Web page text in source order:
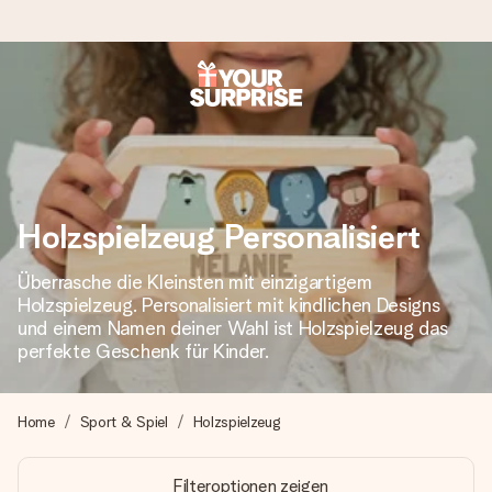
Heute bestellt, in 1 Werktag verschickt
Wir bereiten dein Geschenk sorgfältig vor und schicken es
blitzschnell – damit du es genau zum richtigen Zeitpunkt
überreichen kannst, wenn es am meisten zählt.
4,8 (basierend auf +15.000 Bewertungen)
Unsere Geschenke begeistern. Kunden bewerten uns mit
4,8 bei Google Reviews (Gesamtergebnis aller Länder, in
die wir versenden).
Mit Liebe gemacht, im Handumdrehen
Holzspielzeug Personalisiert
Überrasche die Kleinsten mit einzigartigem
Holzspielzeug. Personalisiert mit kindlichen Designs
und einem Namen deiner Wahl ist Holzspielzeug das
perfekte Geschenk für Kinder.
Home Sport & Spiel Holzspielzeug
Filteroptionen zeigen